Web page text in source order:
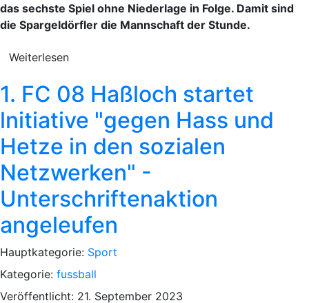
das sechste Spiel ohne Niederlage in Folge. Damit sind
die Spargeldörfler die Mannschaft der Stunde.
Weiterlesen
1. FC 08 Haßloch startet
lnitiative "gegen Hass und
Hetze in den sozialen
Netzwerken" -
Unterschriftenaktion
angeleufen
Hauptkategorie: Sport
Kategorie: fussball
Veröffentlicht: 21. September 2023